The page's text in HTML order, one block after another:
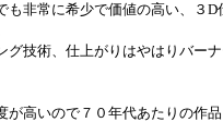
も非常に希少で価値の高い、３D
グ技術、仕上がりはやはりバー
高いので７０年代あたりの作品